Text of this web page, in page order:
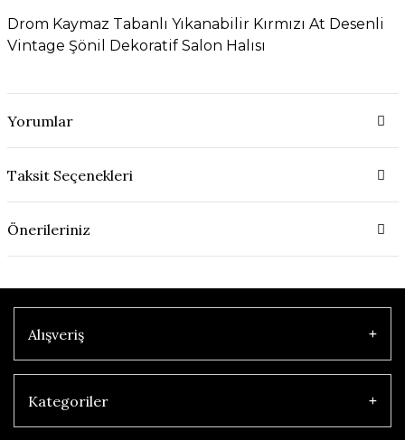
Drom Kaymaz Tabanlı Yıkanabilir Kırmızı At Desenli
Vintage Şönil Dekoratif Salon Halısı
Yorumlar
Taksit Seçenekleri
Önerileriniz
Alışveriş
Kategoriler